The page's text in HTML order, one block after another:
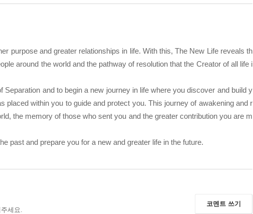
purpose and greater relationships in life. With this,The New Lifereveals th
around the world and the pathway of resolution that the Creator of all life i
and to begin a new journey in life where you discover and build y
placed within you to guide and protect you. This journey of awakening and r
the memory of those who sent you and the greater contribution you are m
past and prepare you for a new and greater life in the future.
세요.
코멘트 쓰기